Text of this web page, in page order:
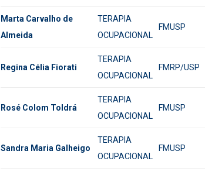
Marta Carvalho de
Almeida
TERAPIA
OCUPACIONAL
FMUSP
Regina Célia Fiorati
TERAPIA
OCUPACIONAL
FMRP/USP
Rosé Colom Toldrá
TERAPIA
OCUPACIONAL
FMUSP
Sandra Maria Galheigo
TERAPIA
OCUPACIONAL
FMUSP